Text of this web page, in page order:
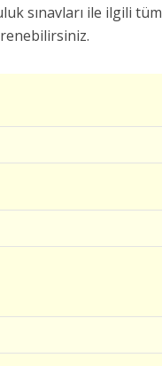
sınavları ile ilgili tüm